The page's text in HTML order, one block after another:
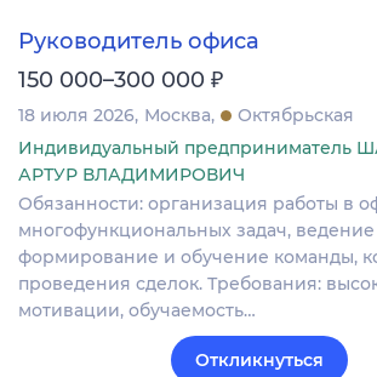
Руководитель офиса
150 000–300 000 ₽
18 июля 2026 Москва
Октябрьская
Индивидуальный предприниматель
АРТУР ВЛАДИМИРОВИЧ
Обязанности: организация работы в
многофункциональных задач,
формирование и обучение команды,
проведения сделок. Требования:
мотивации, обучаемость…
Откликнуться